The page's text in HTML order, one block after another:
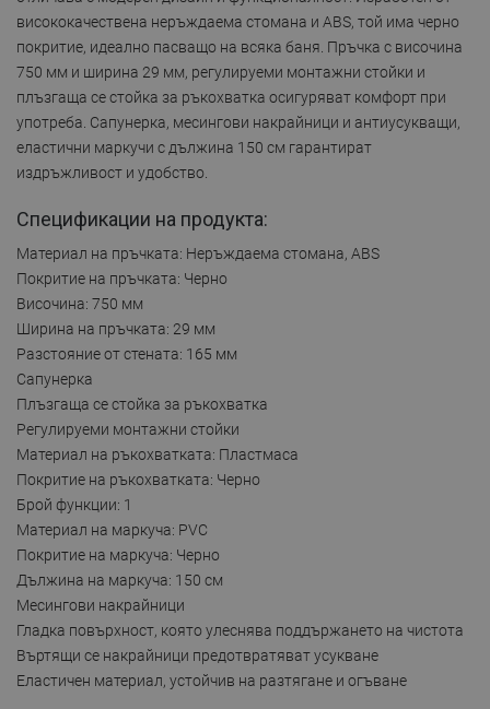
висококачествена неръждаема стомана и ABS, той има черно
покритие, идеално пасващо на всяка баня. Пръчка с височина
750 мм и ширина 29 мм, регулируеми монтажни стойки и
плъзгаща се стойка за ръкохватка осигуряват комфорт при
употреба. Сапунерка, месингови накрайници и антиусукващи,
еластични маркучи с дължина 150 см гарантират
издръжливост и удобство.
Спецификации на продукта:
Материал на пръчката: Неръждаема стомана, ABS
Покритие на пръчката: Черно
Височина: 750 мм
Ширина на пръчката: 29 мм
Разстояние от стената: 165 мм
Сапунерка
Плъзгаща се стойка за ръкохватка
Регулируеми монтажни стойки
Материал на ръкохватката: Пластмаса
Покритие на ръкохватката: Черно
Брой функции: 1
Материал на маркуча: PVC
Покритие на маркуча: Черно
Дължина на маркуча: 150 см
Месингови накрайници
Гладка повърхност, която улеснява поддържането на чистота
Въртящи се накрайници предотвратяват усукване
Еластичен материал, устойчив на разтягане и огъване